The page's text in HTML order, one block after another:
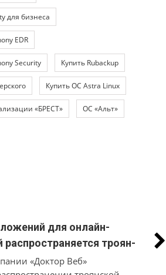
для бизнеса
EDR
Security Купить Rubackup
Купить ОС Astra Linux
«БРЕСТ» ОС «Альт»
для онлайн-
распространяется троян-
вместо трудоустройства
«Доктор Веб»